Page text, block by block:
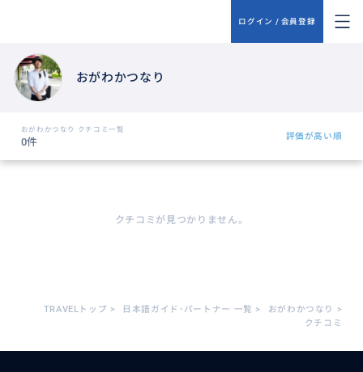
ログイン / 会員登録
おがわかつなり
おがわかつなり クチコミ一覧
0件 評価が高い順
クチコミが見つかりません。
TRAVELトップ > 日本語ガイド･パートナー 一覧 > おがわかつなり >
クチコミ